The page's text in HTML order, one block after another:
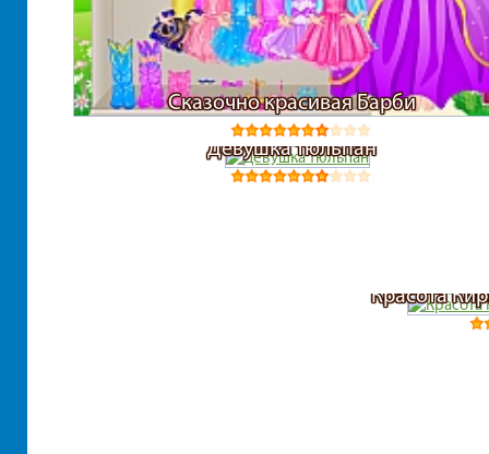
Сказочно красивая Барби
Девушка тюльпан
Красота